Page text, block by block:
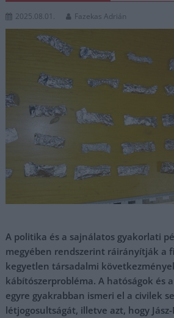
2025.08.01. Fazekas Adrián
A politika és a sajnálatos gyakorlati
megyében rendszerint ráirányítják a
kegyetlen társadalmi
kábítószerprobléma. A hatóságok és
egyre gyakrabban ismeri el a civilek
létjogosultságát, illetve azt, hogy